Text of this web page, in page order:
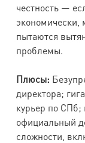
честность —
экономически,
пытаются
проблемы.
Плюсы:
директора;
курьер по СПб;
официальный
сложности,